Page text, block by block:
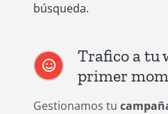
búsqueda.
Trafico a tu
primer
Gestionamos tu